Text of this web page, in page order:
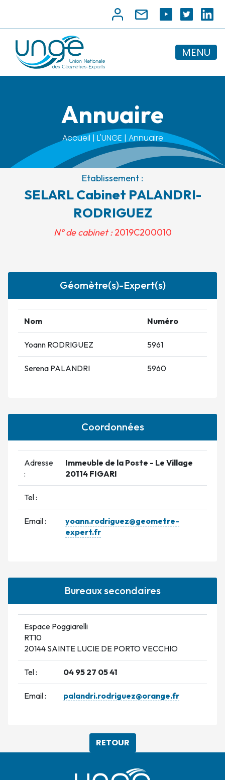
MENU
Annuaire
Accueil | L'UNGE | Annuaire
Etablissement :
SELARL Cabinet PALANDRI-
RODRIGUEZ
N° de cabinet :2019C200010
Géomètre(s)-Expert(s)
Nom Numéro
Yoann RODRIGUEZ 5961
Serena PALANDRI 5960
Coordonnées
Adresse
:
Immeuble de la Poste - Le Village
20114 FIGARI
Tel :
Email :
yoann.rodriguez@geometre-
expert.fr
Bureaux secondaires
Espace Poggiarelli
RT10
20144 SAINTE LUCIE DE PORTO VECCHIO
Tel : 04 95 27 05 41
Email : palandri.rodriguez@orange.fr
RETOUR